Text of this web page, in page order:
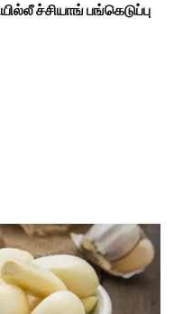
ச்சியாங் பங்கெடுப்பு